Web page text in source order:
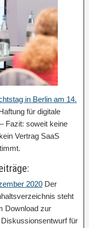
in Berlin am 14.
für digitale
Fazit: soweit keine
Vertrag SaaS
2020 Der
steht
Download zur
für